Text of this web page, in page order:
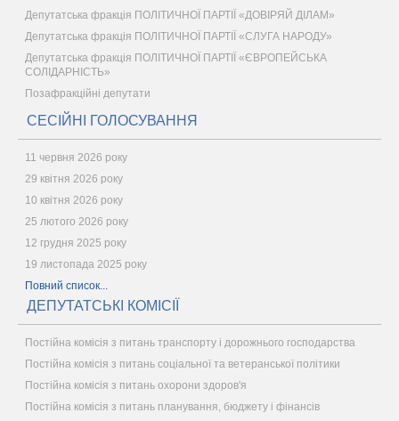
Депутатська фракція ПОЛІТИЧНОЇ ПАРТІЇ «ДОВІРЯЙ ДІЛАМ»
Депутатська фракція ПОЛІТИЧНОЇ ПАРТІЇ «СЛУГА НАРОДУ»
Депутатська фракція ПОЛІТИЧНОЇ ПАРТІЇ «ЄВРОПЕЙСЬКА
СОЛІДАРНІСТЬ»
Позафракційні депутати
СЕСІЙНІ ГОЛОСУВАННЯ
11 червня 2026 року
29 квітня 2026 року
10 квітня 2026 року
25 лютого 2026 року
12 грудня 2025 року
19 листопада 2025 року
Повний список...
ДЕПУТАТСЬКІ КОМІСІЇ
Постійна комісія з питань транспорту і дорожнього господарства
Постійна комісія з питань соціальної та ветеранської політики
Постійна комісія з питань охорони здоров'я
Постійна комісія з питань планування, бюджету і фінансів